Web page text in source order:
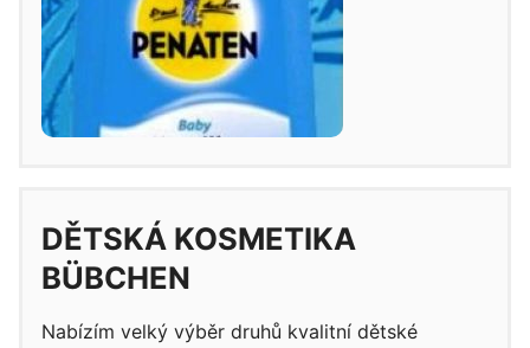
DĚTSKÁ KOSMETIKA
BÜBCHEN
Nabízím velký výběr druhů kvalitní dětské